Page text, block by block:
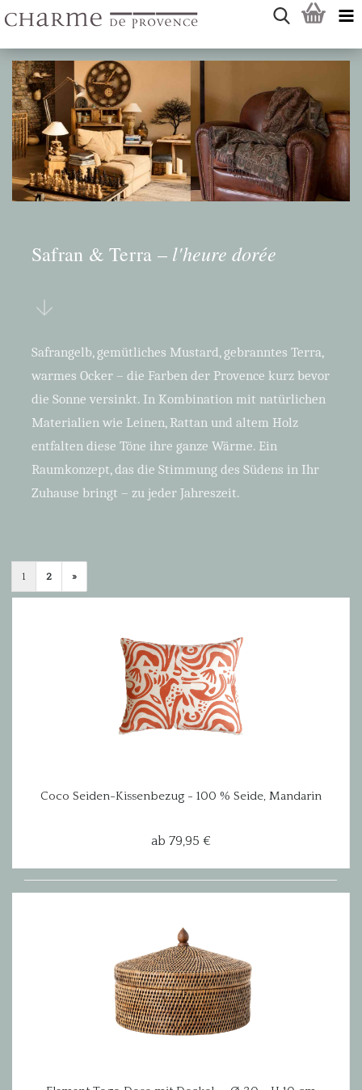
Safran & Terra – l'heure dorée
Safrangelb, gemütliches Mustard, gebranntes Terra,
warmes Ocker – die Farben der Provence kurz bevor
die Sonne versinkt. In Kombination mit natürlichen
Materialien wie Leinen, Rattan und altem Holz
entfalten diese Töne ihre ganze Wärme. Ein
Raumkonzept, das die Stimmung des Südens in Ihr
Zuhause bringt – zu jeder Jahreszeit.
nachSeite
1 2 »
Coco Seiden-Kissenbezug - 100 % Seide, Mandarin
ab 79,95 €